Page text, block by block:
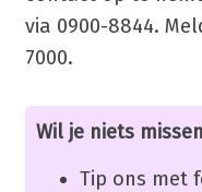
via 0900-8844.
7000.
Wil je niets
Tip ons met